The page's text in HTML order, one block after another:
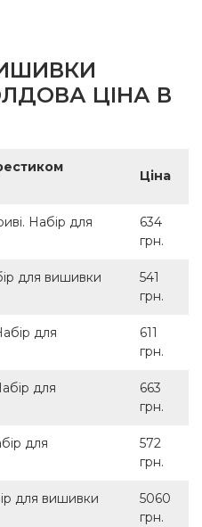
ЦІНА В
Ціна
Набір для
634
грн.
для вишивки
541
грн.
для
611
грн.
для
663
грн.
для
572
грн.
для вишивки
5060
грн.